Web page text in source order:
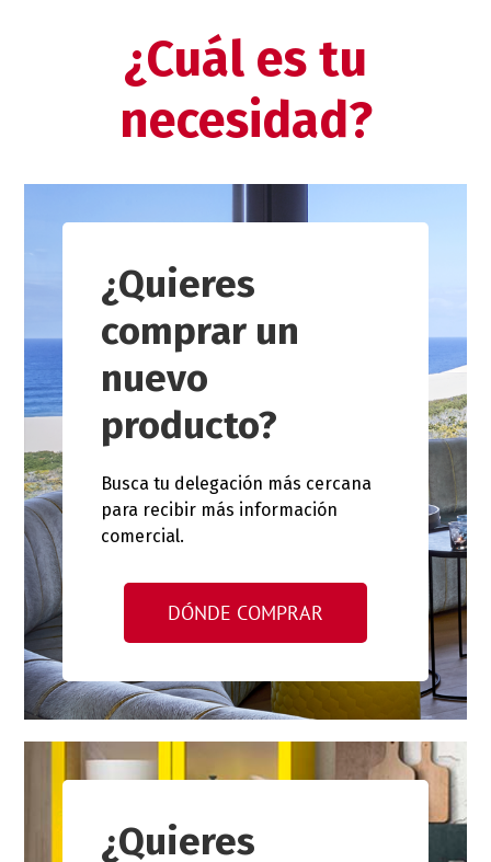
¿Cuál es tu
necesidad?
¿Quieres
comprar un
nuevo
producto?
Busca tu delegación más cercana
para recibir más información
comercial.
DÓNDE COMPRAR
¿Quieres